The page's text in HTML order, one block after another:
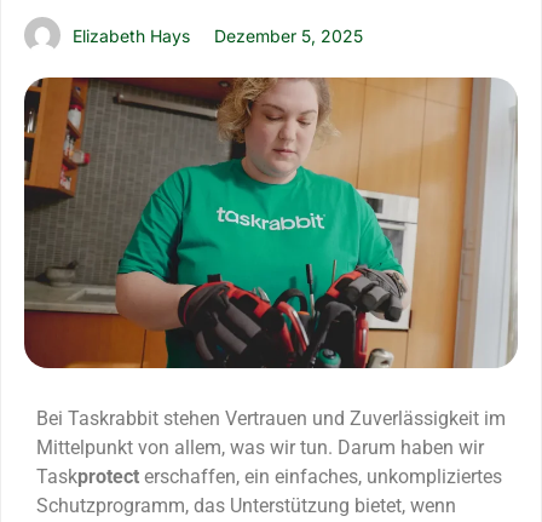
Elizabeth Hays Dezember 5, 2025
Bei Taskrabbit stehen Vertrauen und Zuverlässigkeit im
Mittelpunkt von allem, was wir tun. Darum haben wir
Taskprotecterschaffen, ein einfaches, unkompliziertes
Schutzprogramm, das Unterstützung bietet, wenn